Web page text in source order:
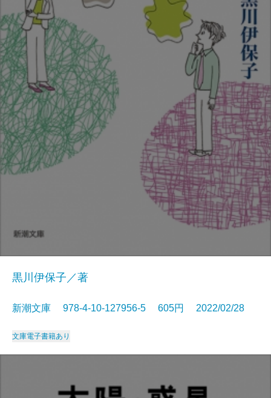
黒川伊保子／著
新潮文庫 978-4-10-127956-5 605円 2022/02/28
文庫電子書籍あり